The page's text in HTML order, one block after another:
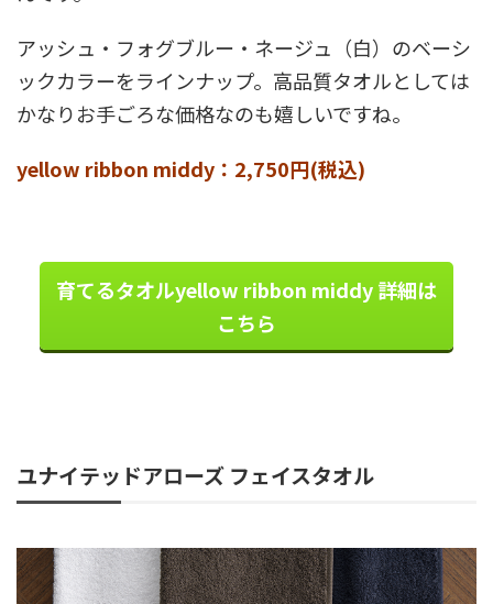
アッシュ・フォグブルー・ネージュ（白）のベーシ
ックカラーをラインナップ。高品質タオルとしては
かなりお手ごろな価格なのも嬉しいですね。
yellow ribbon middy：2,750円(税込)
育てるタオルyellow ribbon middy 詳細は
こちら
ユナイテッドアローズ フェイスタオル